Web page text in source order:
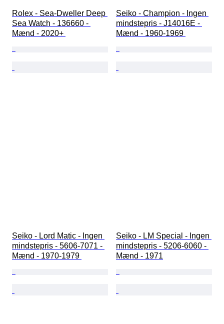
Rolex - Sea-Dweller Deep
Sea Watch - 136660 -
Mænd - 2020+
Seiko - Champion - Ingen
mindstepris - J14016E -
Mænd - 1960-1969
Seiko - Lord Matic - Ingen
mindstepris - 5606-7071 -
Mænd - 1970-1979
Seiko - LM Special - Ingen
mindstepris - 5206-6060 -
Mænd - 1971